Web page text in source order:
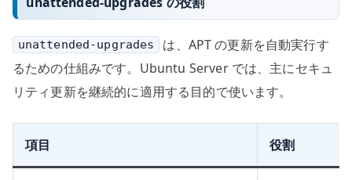
unattended-upgrades
は、APT の更新を自動実行す
るための仕組みです。Ubuntu Server では、主にセキュ
リティ更新を継続的に適用する目的で使います。
項目 役割